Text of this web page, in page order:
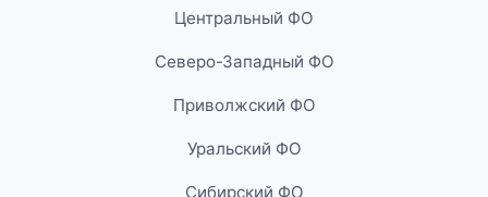
Центральный ФО
Северо-Западный ФО
Приволжский ФО
Уральский ФО
Сибирский ФО